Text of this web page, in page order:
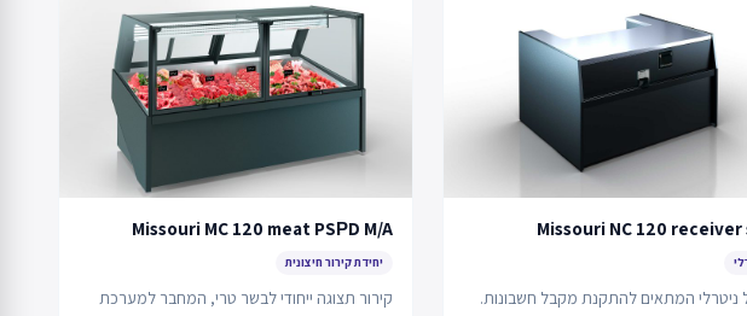
Missouri NC 120
ניטרלי המתאים להתקנת מקבל חשבונות.
Missouri MC 120 meat PSРD M/A
יחידת קירור חיצונית
קירור תצוגה ייחודי לבשר טרי, המחבר למערכת